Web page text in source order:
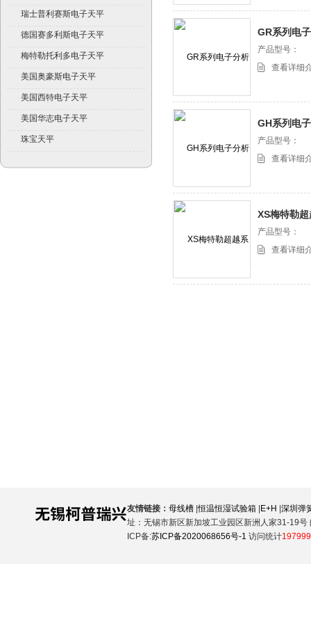
瑞士普利赛斯电子天平
德国赛多利斯电子天平
梅特勒托利多电子天平
美国奥豪斯电子天平
美国西特电子天平
美国华志电子天平
珠宝天平
GR系列电
产品型号：
查看详细
GH系列电
产品型号：
查看详细
XS梅特勒
分析天平
产品型号：
查看详细
友情链接： 母线槽 |恒温恒湿试验箱 E+H 深圳弹
址：无锡市新区新加坡工业园区新洲人家31-19号
ICP备:苏ICP备2020068656号-1 访问统计197999